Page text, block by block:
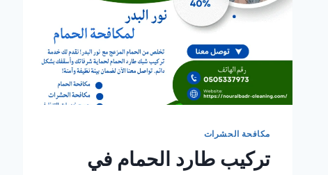
مكافحة الحشرات
تركيب طارد الحمام في